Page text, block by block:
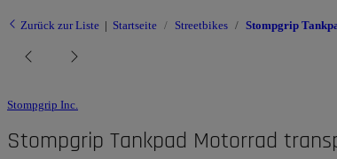
Zurück zur Liste Startseite Streetbikes Stompgrip
Stompgrip Inc.
Stompgrip Tankpad Motorrad